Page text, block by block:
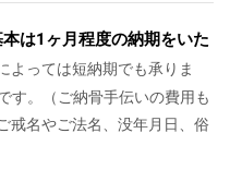
は1ヶ月程度の納期をいた
よっては短納期でも承りま
す。（ご納骨手伝いの費用も
戒名やご法名、没年月日、俗